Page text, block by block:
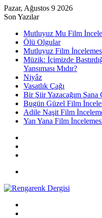
Pazar, Ağustos 9 2026
Son Yazılar
Mutluyuz Mu Film
Ölü Olgular
Mutluyuz Film
Müzik: İçimizde
Yansıması Mıdır?
Niyâz
Vasatlık Çağı
Bir Şiir Yazacağım
Bugün Güzel Film
Adile Naşit Film
Yan Yana Film